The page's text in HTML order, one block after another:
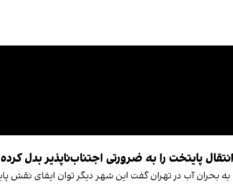
پایتخت را به ضرورتی اجتناب‌ناپذیر بدل
به بحران آب در تهران گفت این شهر دیگر توان ایفای